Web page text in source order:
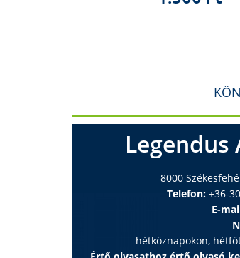
8000
Telefon:+36-
E-
hétköznapokon,